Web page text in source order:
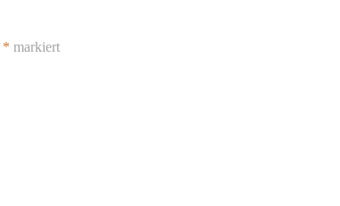
* markiert